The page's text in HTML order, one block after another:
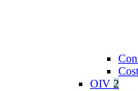
OIV 2